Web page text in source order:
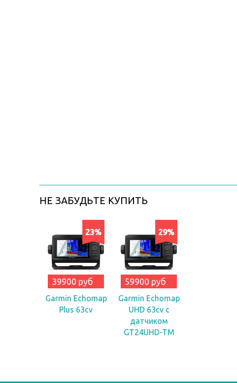
НЕ ЗАБУДЬТЕ КУПИТЬ
23%
39900 руб
Garmin Echomap
Plus 63cv
29%
59900 руб
Garmin Echomap
UHD 63cv с
датчиком
GT24UHD-TM